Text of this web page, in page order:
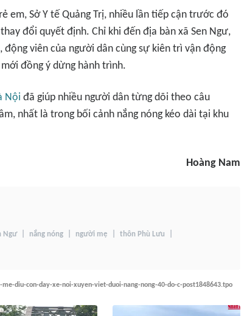
em, Sở Y tế Quảng Trị, nhiều lần tiếp cận trước đó
đổi quyết định. Chỉ khi đến địa bàn xã Sen Ngư,
viên của người dân cùng sự kiên trì vận động
đồng ý dừng hành trình.
Nội đã giúp nhiều người dân từng dõi theo câu
nhất là trong bối cảnh nắng nóng kéo dài tại khu
Hoàng Nam
Ngư nắng nóng người mẹ thôn Phù Lưu
diu-con-day-xe-noi-xuyen-viet-duoi-nang-nong-40-do-c-post1848643.tpo